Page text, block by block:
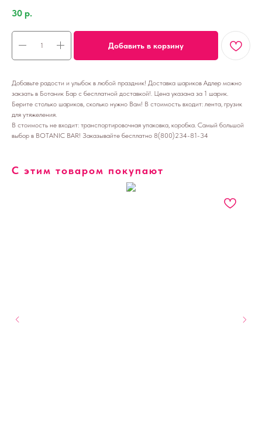
30 р.
Добавить в корзину
Добавьте радости и улыбок в любой праздник! Доставка шариков Адлер можно
закзать в Ботаник Бар с бесплатной доставкой!. Цена указана за 1 шарик.
Берите столько шариков, сколько нужно Вам! В стоимость входит: лента, грузик
для утяжеления.
В стоимость не входит: транспортировочная упаковка, коробка. Самый большой
выбор в BOTANIC BAR! Заказывайте бесплатно 8(800)234-81-34
С этим товаром покупают